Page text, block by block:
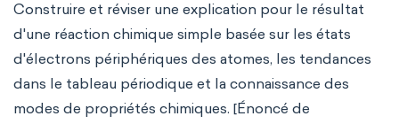
Construire et réviser une explication pour le résultat
d'une réaction chimique simple basée sur les états
d'électrons périphériques des atomes, les tendances
dans le tableau périodique et la connaissance des
modes de propriétés chimiques. [Énoncé de